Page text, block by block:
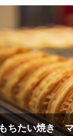
ちたい焼き